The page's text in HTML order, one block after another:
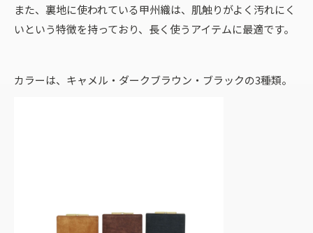
また、裏地に使われている甲州織は、肌触りがよく汚れにく
いという特徴を持っており、長く使うアイテムに最適です。
カラーは、キャメル・ダークブラウン・ブラックの3種類。